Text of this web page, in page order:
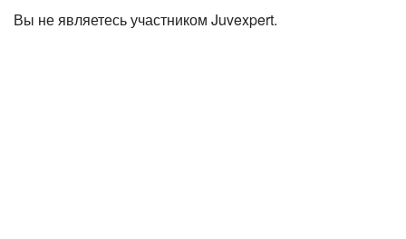
Вы не являетесь участником Juvexpert.